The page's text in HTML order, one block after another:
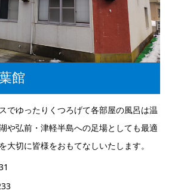
館
でゆったりくつろげて各部屋の風呂は温
や弘前・津軽半島への足場としても最適
大切に皆様をおもてなしいたします。